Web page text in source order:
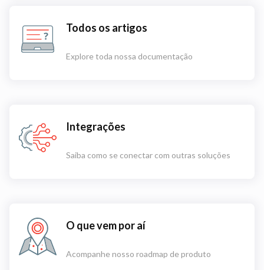
Todos os artigos
Explore toda nossa documentação
Integrações
Saiba como se conectar com outras soluções
O que vem por aí
Acompanhe nosso roadmap de produto